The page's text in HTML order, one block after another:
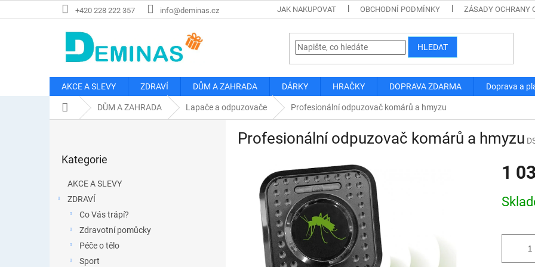
na
+420 228 222 357 info@deminas.cz JAK NAKUPOVAT OBCHODNÍ PODMÍNKY ZÁSADY OCHRANY
HLEDAT
AKCE A SLEVY ZDRAVÍ DŮM A ZAHRADA DÁRKY HRAČKY DOPRAVA ZDARMA Doprava a
Domů DŮM A ZAHRADA Lapače a odpuzovače Profesionální odpuzovač komárů a hmyzu
kategorie
Kategorie
AKCE A SLEVY
ZDRAVÍ
Co Vás trápí?
Zdravotní pomůcky
Péče o tělo
Sport
Profesionální odpuzovač komárů a hmyzu
1
cena: